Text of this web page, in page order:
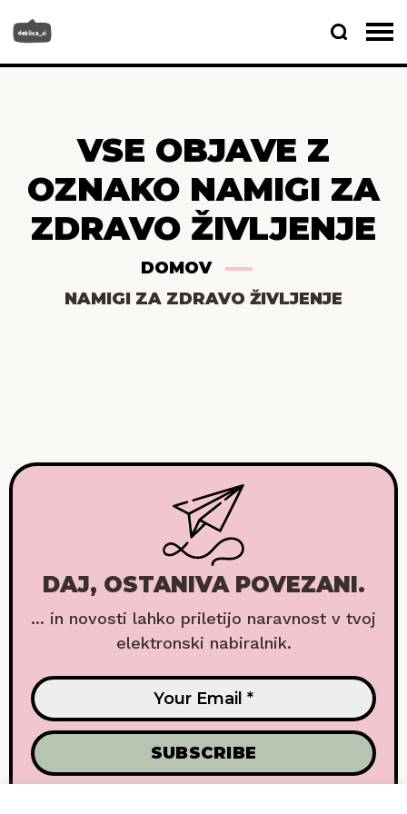
VSE OBJAVE Z
OZNAKO NAMIGI ZA
ZDRAVO ŽIVLJENJE
DOMOV
NAMIGI ZA ZDRAVO ŽIVLJENJE
DAJ, OSTANIVA POVEZANI.
... in novosti lahko priletijo naravnost v tvoj
elektronski nabiralnik.